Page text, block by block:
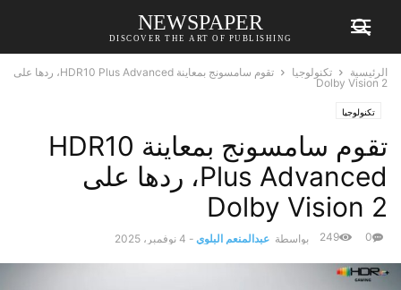
NEWSPAPER
DISCOVER THE ART OF PUBLISHING
الرئيسية تكنولوجيا
تقوم سامسونج بمعاينة HDR10 Plus Advanced، ردها على
Dolby Vision 2
تكنولوجيا
تقوم سامسونج بمعاينة HDR10
Plus Advanced، ردها على
Dolby Vision 2
بواسطة عبدالمنعم البلوي - 4 نوفمبر، 2025 0
249